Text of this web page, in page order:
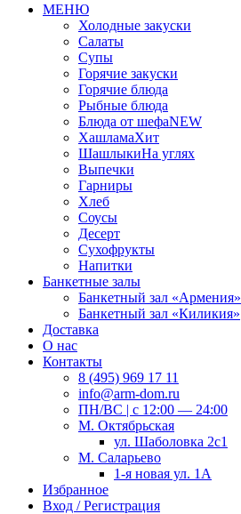
МЕНЮ
Холодные закуски
Салаты
Супы
Горячие закуски
Горячие блюда
Рыбные блюда
Блюда от шефаNEW
ХашламаХит
ШашлыкиНа углях
Выпечки
Гарниры
Хлеб
Соусы
Десерт
Сухофрукты
Напитки
Банкетные залы
Банкетный зал «Армения»
Банкетный зал «Киликия»
Доставка
О нас
Контакты
8 (495) 969 17 11
info@arm-dom.ru
ПН/ВС | c 12:00 — 24:00
М. Октябрьская
ул. Шаболовка 2с1
М. Саларьево
1-я новая ул. 1А
Избранное
Вход / Регистрация